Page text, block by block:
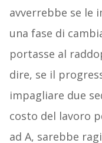
avverrebbe se le
una fase di
portasse al
dire, se il
impagliare due
costo del lavoro
ad A, sarebbe